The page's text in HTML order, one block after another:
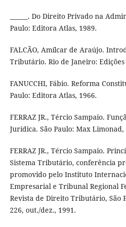
______. Do Direito Privado na
Paulo: Editora Atlas, 1989.
FALCÃO, Amílcar de Araújo.
Tributário. Rio de Janeiro:
FANUCCHI, Fábio. Reforma
Paulo: Editora Atlas, 1966.
FERRAZ JR., Tércio Sampaio.
Jurídica. São Paulo: Max Limonad,
FERRAZ JR., Tércio Sampaio.
Sistema Tributário, conferência
promovido pelo Instituto
Empresarial e Tribunal Regional
Revista de Direito Tributário, São
226, out./dez., 1991.